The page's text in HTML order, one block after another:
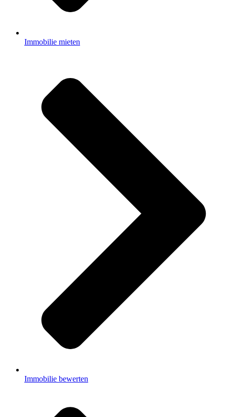
Immobilie mieten
Immobilie bewerten